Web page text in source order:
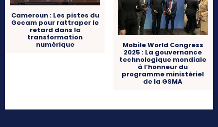
Cameroun : Les pistes du
Gecam pour rattraper le
retard dans la
transformation
numérique Mobile World Congress
2025 : La gouvernance
technologique mondiale
à l’honneur du
programme ministériel
de la GSMA